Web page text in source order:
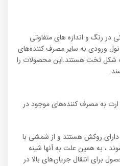
در رنگ و اندازه های متفاوتی
ورودی به سایر مصرف کننده‌های
شکل تخت هستند.این محصولات را
ارت به مصرف کننده‌های موجود در
دارای روکش هستند و از شمشی با
، به همین علت به آنها شینه
برای انتقال جریان‌های بالا در